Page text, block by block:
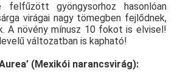
felfűzött gyöngysorhoz hasonlóan
virágai nagy tömegben fejlődnek,
A növény mínusz 10 fokot is elvisel!
változatban is kapható!
(Mexikói narancsvirág):